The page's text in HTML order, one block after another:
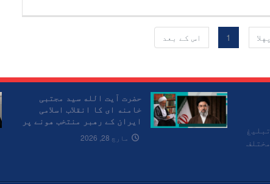
ثابت ہوں گی ۔
1 اس کے بعد
مختلف
حضرت آیت الله سید مجتبی
خامنه ای کا انقلاب اسلامی
ایران کے رهبر منتخب هونے پر
حضرت آیت الله العظمی مکارم
شیرازی مدّ ظلّه العالی کا
مارچ 28, 2026